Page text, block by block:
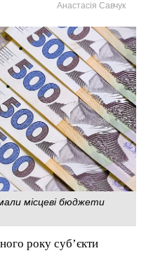
Анастасія Савчук
місцеві бюджети
року суб’єкти